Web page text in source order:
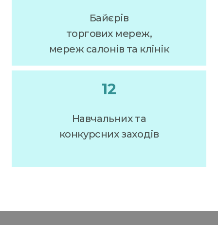
Байєрів
торгових мереж,
мереж салонів та клінік
12
Навчальних та
конкурсних заходів